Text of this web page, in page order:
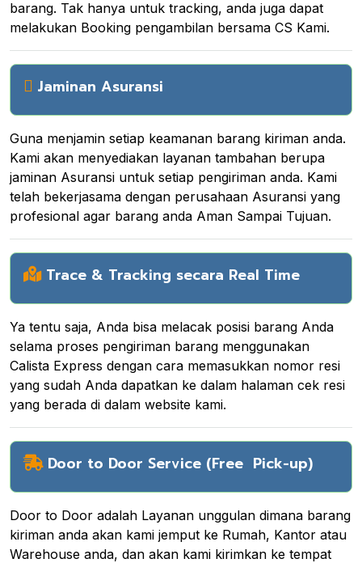
barang. Tak hanya untuk tracking, anda juga dapat
melakukan Booking pengambilan bersama CS Kami.
Jaminan Asuransi
Guna menjamin setiap keamanan barang kiriman anda.
Kami akan menyediakan layanan tambahan berupa
jaminan Asuransi untuk setiap pengiriman anda. Kami
telah bekerjasama dengan perusahaan Asuransi yang
profesional agar barang anda Aman Sampai Tujuan.
Trace & Tracking secara Real Time
Ya tentu saja, Anda bisa melacak posisi barang Anda
selama proses pengiriman barang menggunakan
Calista Express dengan cara memasukkan nomor resi
yang sudah Anda dapatkan ke dalam halaman cek resi
yang berada di dalam website kami.
Door to Door Service (Free Pick-up)
Door to Door adalah Layanan unggulan dimana barang
kiriman anda akan kami jemput ke Rumah, Kantor atau
Warehouse anda, dan akan kami kirimkan ke tempat